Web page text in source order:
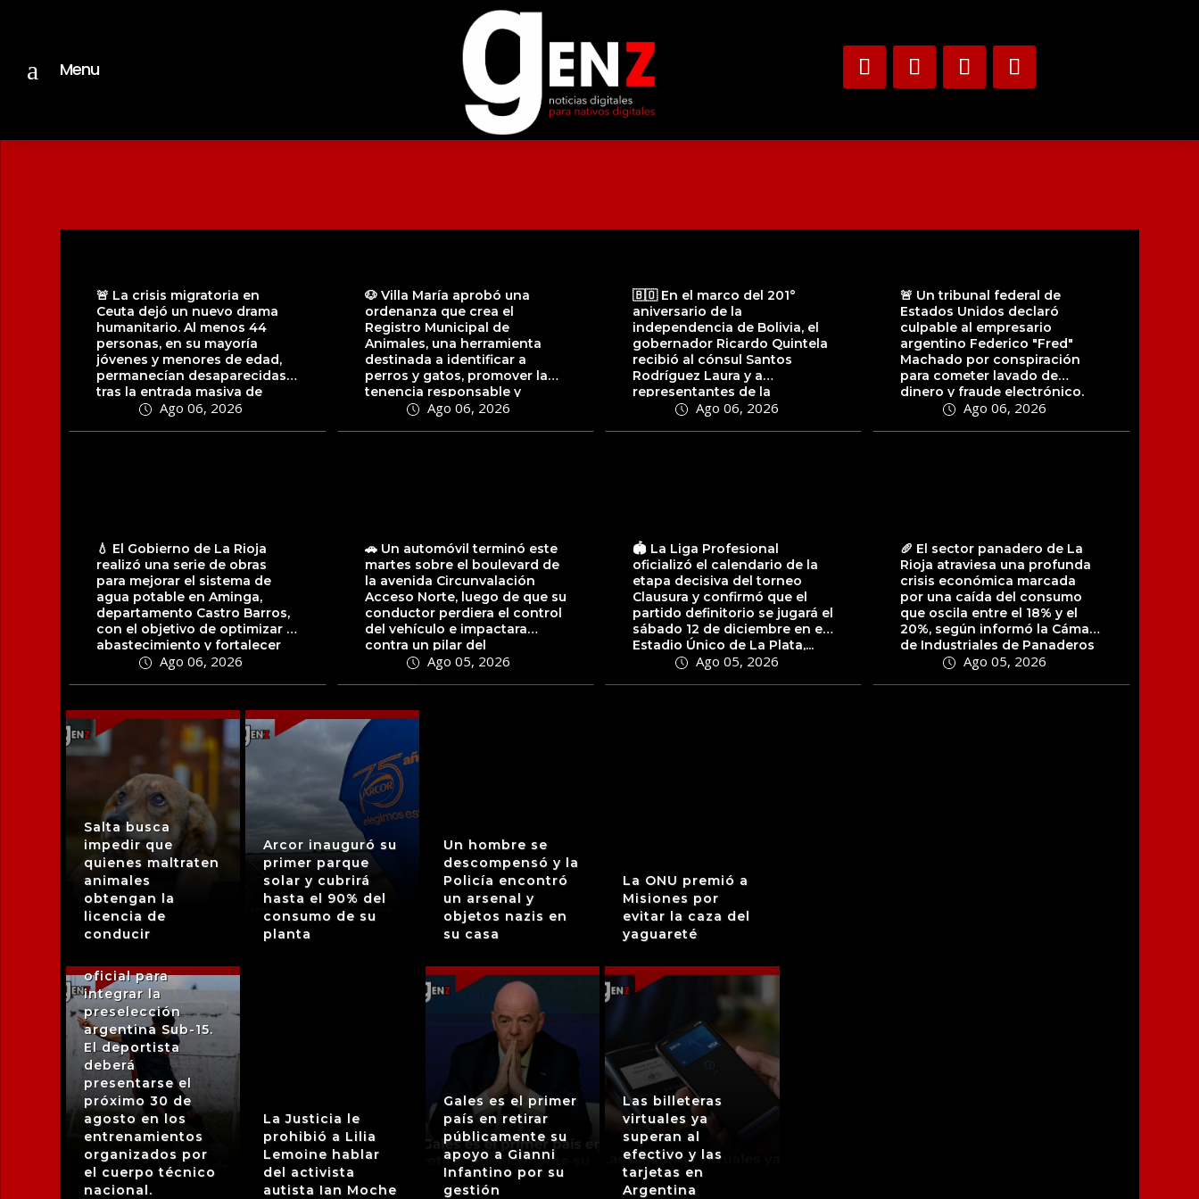
a Menu
🚨 La crisis migratoria en
Ceuta dejó un nuevo drama
humanitario. Al menos 44
personas, en su mayoría
jóvenes y menores de edad,
permanecían desaparecidas
tras la entrada masiva de
migrantes...Ago 06, 2026
🐶 Villa María aprobó una
ordenanza que crea el
Registro Municipal de
Animales, una herramienta
destinada a identificar a
perros y gatos, promover la
tenencia responsable y
facilitar la localización...
Ago 06, 2026
🇧🇴 En el marco del 201°
aniversario de la
independencia de Bolivia, el
gobernador Ricardo Quintela
recibió al cónsul Santos
Rodríguez Laura y a
representantes de la
comunidad boliviana
Ago 06, 2026
🚨 Un tribunal federal de
Estados Unidos declaró
culpable al empresario
argentino Federico "Fred"
Machado por conspiración
para cometer lavado de
dinero y fraude electrónico.
La decisión llegó luego...
Ago 06, 2026
💧 El Gobierno de La Rioja
realizó una serie de obras
para mejorar el sistema de
agua potable en Aminga,
departamento Castro Barros,
con el objetivo de optimizar el
abastecimiento y fortalecer
Ago 06, 2026
🚗 Un automóvil terminó este
martes sobre el boulevard de
la avenida Circunvalación
Acceso Norte, luego de que su
conductor perdiera el control
del vehículo e impactara
contra un pilar del
alumbrado...Ago 05, 2026
🏟️ La Liga Profesional
oficializó el calendario de la
etapa decisiva del torneo
Clausura y confirmó que el
partido definitorio se jugará el
sábado 12 de diciembre en el
Estadio Único de La Plata,...
Ago 05, 2026
🥖 El sector panadero de La
Rioja atraviesa una profunda
crisis económica marcada
por una caída del consumo
que oscila entre el 18% y el
20%, según informó la Cámara
de Industriales de Panaderos
Ago 05, 2026
Salta busca
impedir que
quienes maltraten
animales
obtengan la
licencia de
conducir
Arcor inauguró su
primer parque
solar y cubrirá
hasta el 90% del
consumo de su
planta
🇦🇷 El futbolista
Tiziano Vera, de
quince años y
oriundo de la
localidad de
Chepes, recibió la
oficial para
integrar la
preselección
argentina Sub-15.
El deportista
deberá
presentarse el
próximo 30 de
agosto en los
entrenamientos
organizados por
el cuerpo técnico
nacional.
La Justicia le
prohibió a Lilia
Lemoine hablar
del activista
autista Ian Moche
Un hombre se
descompensó y la
Policía encontró
un arsenal y
objetos nazis en
su casa
La ONU premió a
Misiones por
evitar la caza del
yaguareté
Gales es el primer
país en retirar
públicamente su
apoyo a Gianni
Infantino por su
gestión
Las billeteras
virtuales ya
superan al
efectivo y las
tarjetas en
Argentina